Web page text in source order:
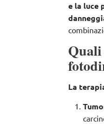
e la luce
Quali
La